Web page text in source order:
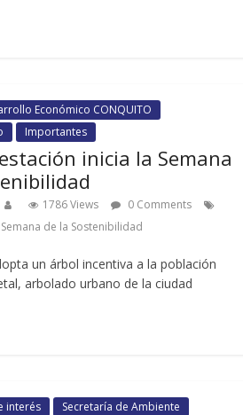
Económico CONQUITO
Importantes
inicia la Semana
1786 Views
0 Comments
Semana de la Sostenibilidad
un árbol incentiva a la población
arbolado urbano de la ciudad
interés Secretaría de Ambiente